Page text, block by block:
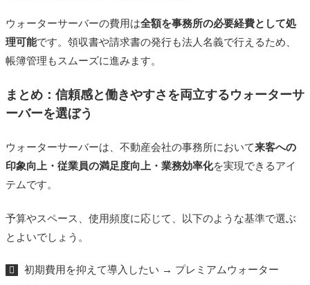
ウォーターサーバーの費用は全額を事務所の必要経費として処
理可能です。領収書や請求書の発行も法人名義で行えるため、
帳簿管理もスムーズに進みます。
まとめ：信頼感と働きやすさを両立するウォーターサ
ーバーを選ぼう
ウォーターサーバーは、不動産会社の事務所において来客への
印象向上・従業員の満足度向上・業務効率化を実現できるアイ
テムです。
予算やスペース、使用頻度に応じて、以下のような基準で選ぶ
とよいでしょう。
初期費用を抑えて導入したい → プレミアムウォーター